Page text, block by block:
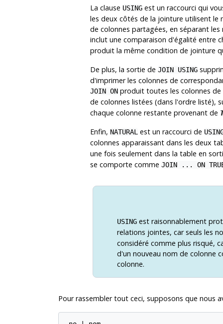
La clause USINGest un raccourci qui
les deux côtés de la jointure utilisent le
de colonnes partagées, en séparant
inclut une comparaison d'égalité entre
produit la même condition de jointure
De plus, la sortie de JOIN USING
d'imprimer les colonnes de
JOIN ONproduit toutes les colonnes de
de colonnes listées (dans l'ordre listé),
chaque colonne restante provenant de
Enfin, NATURALest un raccourci de
colonnes apparaissant dans les deux
une fois seulement dans la table en
se comporte comme JOIN ... ON
USING est raisonnablement
relations jointes, car seuls les
considéré comme plus risqué,
d'un nouveau nom de colonne
colonne.
Pour rassembler tout ceci, supposons que nous